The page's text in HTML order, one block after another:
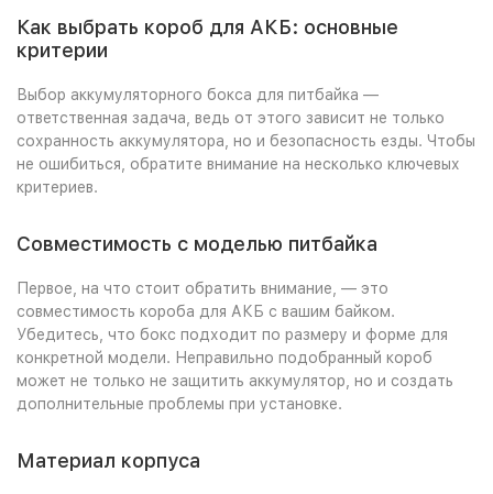
Как выбрать короб для АКБ: основные
критерии
Выбор аккумуляторного бокса для питбайка —
ответственная задача, ведь от этого зависит не только
сохранность аккумулятора, но и безопасность езды. Чтобы
не ошибиться, обратите внимание на несколько ключевых
критериев.
Совместимость с моделью питбайка
Первое, на что стоит обратить внимание, — это
совместимость короба для АКБ с вашим байком.
Убедитесь, что бокс подходит по размеру и форме для
конкретной модели. Неправильно подобранный короб
может не только не защитить аккумулятор, но и создать
дополнительные проблемы при установке.
Материал корпуса